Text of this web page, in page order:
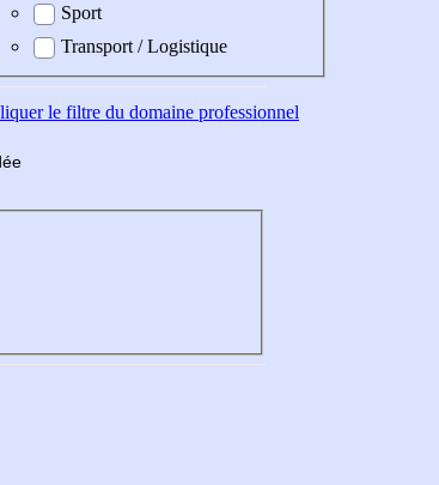
Sport
Transport / Logistique
le filtre du domaine professionnel